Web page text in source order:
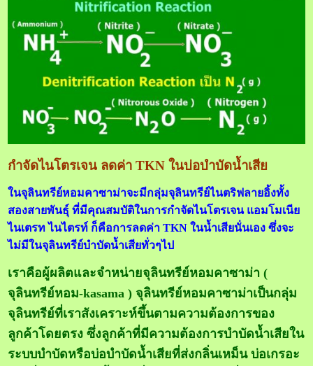
กำจัดไนโตรเจน ลดค่า TKN ในบ่อบำบัดน้ำเสีย
ในจุลินทรีย์หอมคาซาม่าจะมีกลุ่มจุลินทรีย์ไนตริฟลายอิ้งทั้ง
สองสายพันธุ์ ที่มีคุณสมบัติในการกำจัดไนโตรเจน แอมโมเนีย
ไนเตรท ไนไตรท์ ก็คือการลดค่า TKN ในน้ำเสียนั่นเอง ซึ่งจะ
ไม่มีในจุลินทรีย์บำบัดน้ำเสียทั่วๆไป
เราคือผู้ผลิตและจำหน่ายจุลินทรีย์หอมคาซาม่า (
จุลินทรีย์หอม-kasama ) จุลินทรีย์หอมคาซาม่าเป็นกลุ่ม
จุลินทรีย์ที่เราสังเคราะห์ขึ้นตามความต้องการของ
ลูกค้าโดยตรง ซึ่งลูกค้าที่มีความต้องการบำบัดน้ำเสียใน
ระบบบำบัดหรือบ่อบำบัดน้ำเสียที่ส่งกลิ่นเหม็น บ่อเกรอะ